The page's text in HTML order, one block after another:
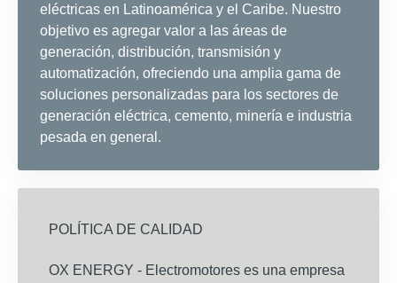
eléctricas en Latinoamérica y el Caribe. Nuestro
objetivo es agregar valor a las áreas de
generación, distribución, transmisión y
automatización, ofreciendo una amplia gama de
soluciones personalizadas para los sectores de
generación eléctrica, cemento, minería e industria
pesada en general.
POLÍTICA DE CALIDAD
OX ENERGY - Electromotores es una empresa